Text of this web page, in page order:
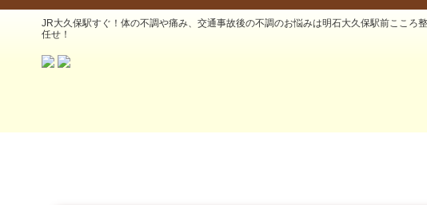
JR大久保駅すぐ！体の不調や痛み、交通事故後の不調のお悩みは明石大久保駅前こころ
任せ！